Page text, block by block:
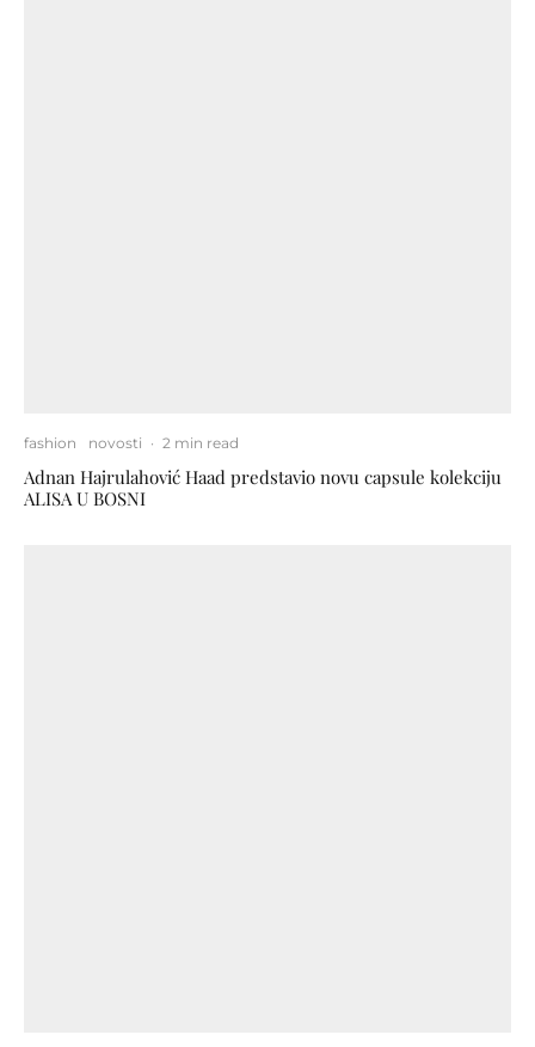
fashion novosti · 2 min read
Adnan Hajrulahović Haad predstavio novu capsule kolekciju
ALISA U BOSNI